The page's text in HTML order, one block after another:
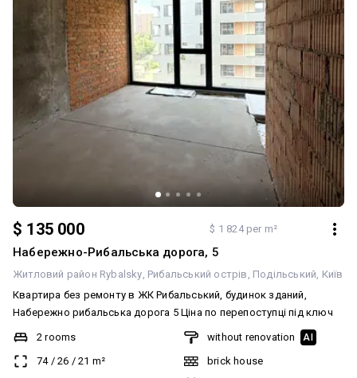
$ 135 000 $ 1 824 per m²
Набережно-Рибальська дорога, 5
Житловий район Rybalsky Рибальський острів Подільський Київ
Квартира без ремонту в ЖК Рибальський, будинок зданий,
Набережно рибальська дорога 5 Ціна по перепоступці під ключ
2 rooms
74/ 26 / 21 m²
without renovation AI
brick house